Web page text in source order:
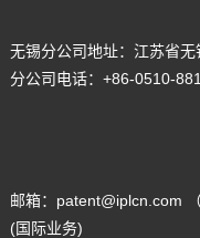
无锡分公司地址： 江苏省无
分公司电话： +86-0510-
邮箱：patent@iplcn.com
(国际业务)